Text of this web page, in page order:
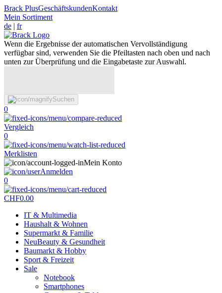
Brack PlusGeschäftskundenKontakt
Mein Sortiment
de | fr
Wenn die Ergebnisse der automatischen Vervollständigung
verfügbar sind, verwenden Sie die Pfeiltasten nach oben und nach
unten zur Überprüfung und die Eingabetaste zur Auswahl.
Suchen
0
Vergleich
0
Merklisten
Mein Konto
Anmelden
0
CHF0.00
IT & Multimedia
Haushalt & Wohnen
Supermarkt & Familie
NeuBeauty & Gesundheit
Baumarkt & Hobby
Sport & Freizeit
Sale
Notebook
Smartphones